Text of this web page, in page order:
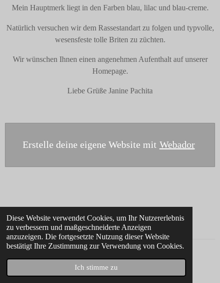
Diese Website verwendet Cookies, um Ihr Nutzererlebnis
zu verbessern und maßgeschneiderte Anzeigen
anzuzeigen. Die fortgesetzte Nutzung dieser Website
bestätigt Ihre Zustimmung zur Verwendung von Cookies.
Ich stimme zu
Mein Hauptmerk liegt in den Farben blau, lilac und blau-creme.
Natürlich versuchen wir dem Rassestandart zu folgen und typvolle,
wesensfeste tolle Briten zu züchten.
Wir wünschen Ihnen einen angenehmen Aufenthalt auf unserer
Homepage.
Liebe Grüße Janine Pachita
Erstelle deine eigene Website mit Webador
Webador